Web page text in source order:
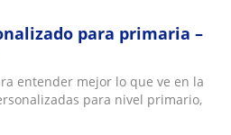
para primaria –
entender mejor lo que ve en la
para nivel primario,